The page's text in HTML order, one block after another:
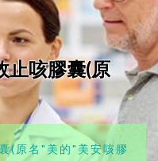
止咳膠囊(原
(原名"美的"美安咳膠